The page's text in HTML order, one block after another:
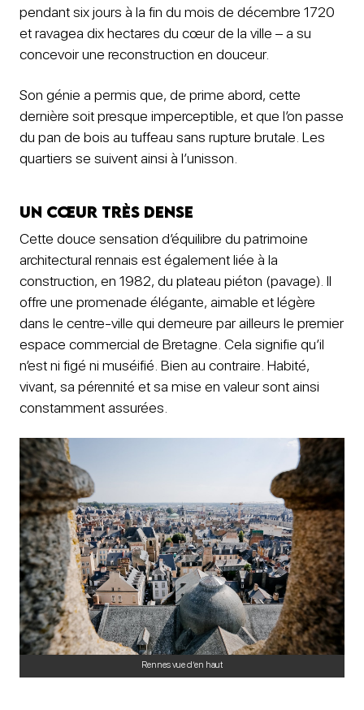
pendant six jours à la fin du mois de décembre 1720
et ravagea dix hectares du cœur de la ville – a su
concevoir une reconstruction en douceur.
Son génie a permis que, de prime abord, cette
dernière soit presque imperceptible, et que l’on passe
du pan de bois au tuffeau sans rupture brutale. Les
quartiers se suivent ainsi à l’unisson.
Un cœur très dense
Cette douce sensation d’équilibre du patrimoine
architectural rennais est également liée à la
construction, en 1982, du plateau piéton (pavage). Il
offre une promenade élégante, aimable et légère
dans le centre-ville qui demeure par ailleurs le premier
espace commercial de Bretagne. Cela signifie qu’il
n’est ni figé ni muséifié. Bien au contraire. Habité,
vivant, sa pérennité et sa mise en valeur sont ainsi
constamment assurées.
Rennes vue d’en haut